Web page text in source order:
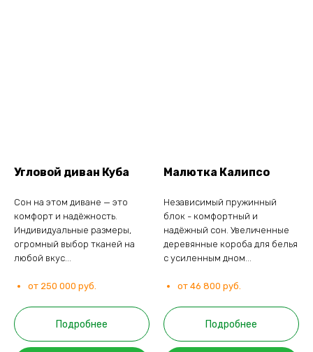
Угловой диван Куба
Сон на этом диване — это
комфорт и надёжность.
Индивидуальные размеры,
огромный выбор тканей на
любой вкус...
от 250 000 руб.
Подробнее
Малютка Калипсо
Независимый пружинный
блок - комфортный и
надёжный сон. Увеличенные
деревянные короба для белья
с усиленным дном...
от 46 800 руб.
Подробнее